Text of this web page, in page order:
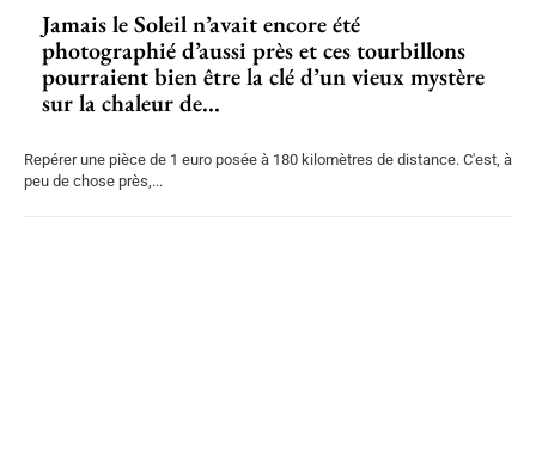
Jamais le Soleil n’avait encore été
photographié d’aussi près et ces tourbillons
pourraient bien être la clé d’un vieux mystère
sur la chaleur de...
Repérer une pièce de 1 euro posée à 180 kilomètres de distance. C'est, à
peu de chose près,...